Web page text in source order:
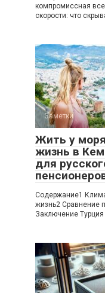
компромиссная
скорости: что
Заметки
Жить у
жизнь в
для
Содержание1
жизнь2 Сравнение
Заключение